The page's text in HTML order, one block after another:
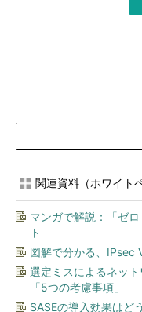
関連資料（ホワイト
マンガで解説：「ゼ
ト
図解で分かる、IPsec
選定ミスによるネッ
「5つの考慮事項」
SASEの導入効果は